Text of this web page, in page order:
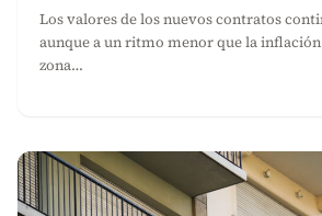
Los valores de los nuevos contratos
aunque a un ritmo menor que la
zona…